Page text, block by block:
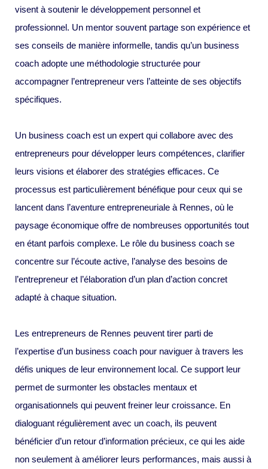
visent à soutenir le développement personnel et
professionnel. Un mentor souvent partage son expérience et
ses conseils de manière informelle, tandis qu’un business
coach adopte une méthodologie structurée pour
accompagner l’entrepreneur vers l’atteinte de ses objectifs
spécifiques.
Un business coach est un expert qui collabore avec des
entrepreneurs pour développer leurs compétences, clarifier
leurs visions et élaborer des stratégies efficaces. Ce
processus est particulièrement bénéfique pour ceux qui se
lancent dans l’aventure entrepreneuriale à Rennes, où le
paysage économique offre de nombreuses opportunités tout
en étant parfois complexe. Le rôle du business coach se
concentre sur l’écoute active, l’analyse des besoins de
l’entrepreneur et l’élaboration d’un plan d’action concret
adapté à chaque situation.
Les entrepreneurs de Rennes peuvent tirer parti de
l’expertise d’un business coach pour naviguer à travers les
défis uniques de leur environnement local. Ce support leur
permet de surmonter les obstacles mentaux et
organisationnels qui peuvent freiner leur croissance. En
dialoguant régulièrement avec un coach, ils peuvent
bénéficier d’un retour d’information précieux, ce qui les aide
non seulement à améliorer leurs performances, mais aussi à